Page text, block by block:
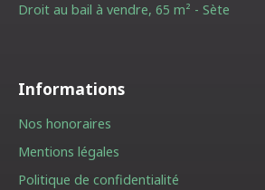
Droit au bail à vendre, 65 m² - Sète
Informations
Nos honoraires
Mentions légales
Politique de confidentialité